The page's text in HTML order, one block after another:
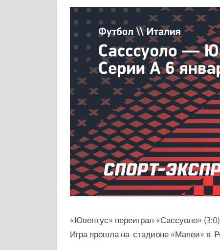
«Ювентус» переиграл «Сассуоло»
Игра прошла на стадионе «Мапеи» в